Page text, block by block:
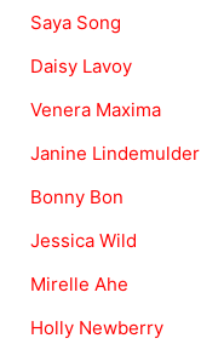
Saya Song
Daisy Lavoy
Venera Maxima
Janine Lindemulder
Bonny Bon
Jessica Wild
Mirelle Ahe
Holly Newberry